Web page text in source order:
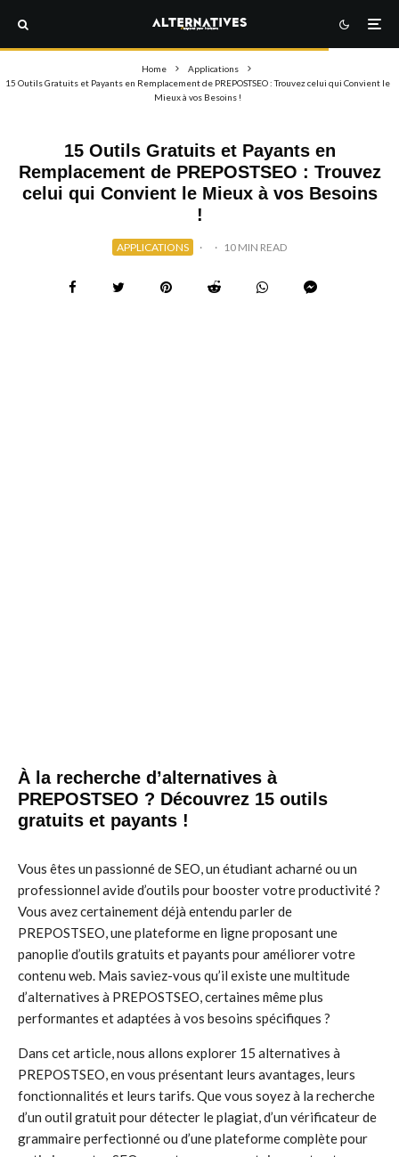
Home
Applications
15 Outils Gratuits et Payants en Remplacement de PREPOSTSEO : Trouvez celui qui Convient le
Mieux à vos Besoins !
15 Outils Gratuits et Payants en
Remplacement de PREPOSTSEO : Trouvez
celui qui Convient le Mieux à vos Besoins
!
APPLICATIONS · · 10 MIN READ
À la recherche d’alternatives à
PREPOSTSEO ? Découvrez 15 outils
gratuits et payants !
Vous êtes un passionné de SEO, un étudiant acharné ou un
professionnel avide d’outils pour booster votre productivité ?
Vous avez certainement déjà entendu parler de
PREPOSTSEO, une plateforme en ligne proposant une
panoplie d’outils gratuits et payants pour améliorer votre
contenu web. Mais saviez-vous qu’il existe une multitude
d’alternatives à PREPOSTSEO, certaines même plus
performantes et adaptées à vos besoins spécifiques ?
Dans cet article, nous allons explorer 15 alternatives à
PREPOSTSEO, en vous présentant leurs avantages, leurs
fonctionnalités et leurs tarifs. Que vous soyez à la recherche
d’un outil gratuit pour détecter le plagiat, d’un vérificateur de
grammaire perfectionné ou d’une plateforme complète pour